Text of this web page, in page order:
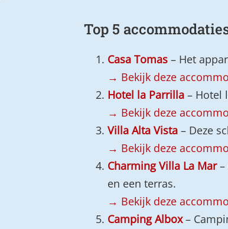
Top 5
Casa Tomas– Het
→ Bekijk deze
Hotel la Parrilla– Hotel
→ Bekijk deze
Villa Alta Vista– Deze
→ Bekijk deze
Charming Villa La Mar–
en een terras.
→ Bekijk deze
Camping Albox–